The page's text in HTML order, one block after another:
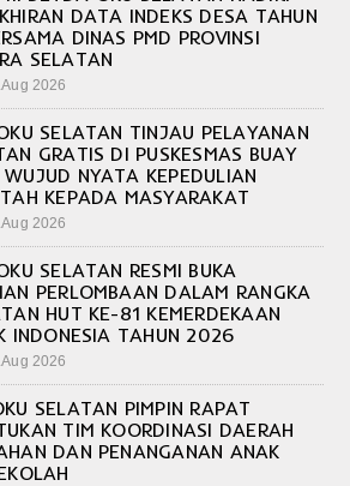
DATA INDEKS DESA TAHUN
DINAS PMD PROVINSI
SELATAN
2026
SELATAN TINJAU PELAYANAN
GRATIS DI PUSKESMAS BUAY
NYATA KEPEDULIAN
KEPADA MASYARAKAT
2026
SELATAN RESMI BUKA
PERLOMBAAN DALAM RANGKA
HUT KE-81 KEMERDEKAAN
INDONESIA TAHUN 2026
2026
SELATAN PIMPIN RAPAT
TIM KOORDINASI DAERAH
DAN PENANGANAN ANAK